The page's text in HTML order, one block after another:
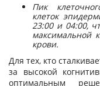
Пик
клеток
23:00 и 04:00,
максимальной
крови.
Для тех, кто
за высокой
оптимальным